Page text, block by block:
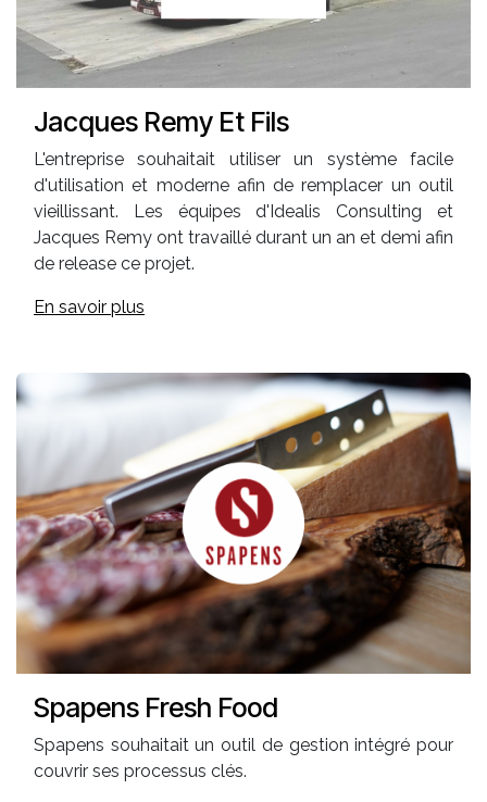
Jacques Remy Et Fils
L'entreprise souhaitait utiliser un système facile
d'utilisation et moderne afin de remplacer un outil
vieillissant. Les équipes d'Idealis Consulting et
Jacques Remy ont travaillé durant un an et demi afin
de release ce projet.
En savoir plus
Spapens Fresh Food
Spapens souhaitait un outil de gestion intégré pour
couvrir ses processus clés.